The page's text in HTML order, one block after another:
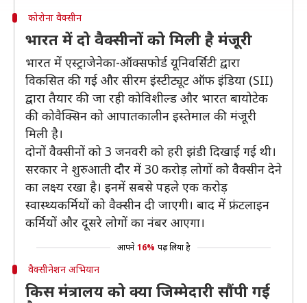
कोरोना वैक्सीन
भारत में दो वैक्सीनों को मिली है मंजूरी
भारत में एस्ट्राजेनेका-ऑक्सफोर्ड यूनिवर्सिटी द्वारा
विकसित की गई और सीरम इंस्टीट्यूट ऑफ इंडिया (SII)
द्वारा तैयार की जा रही कोविशील्ड और भारत बायोटेक
की कोवैक्सिन को आपातकालीन इस्तेमाल की मंजूरी
मिली है।
दोनों वैक्सीनों को 3 जनवरी को हरी झंडी दिखाई गई थी।
सरकार ने शुरुआती दौर में 30 करोड़ लोगों को वैक्सीन देने
का लक्ष्य रखा है। इनमें सबसे पहले एक करोड़
स्वास्थ्यकर्मियों को वैक्सीन दी जाएगी। बाद में फ्रंटलाइन
कर्मियों और दूसरे लोगों का नंबर आएगा।
आपने 16% पढ़ लिया है
वैक्सीनेशन अभियान
किस मंत्रालय को क्या जिम्मेदारी सौंपी गई